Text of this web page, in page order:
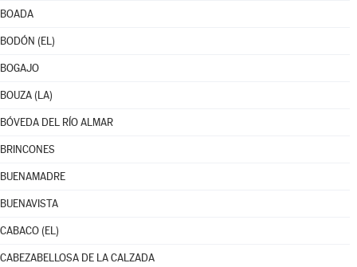
BOADA
BODÓN (EL)
BOGAJO
BOUZA (LA)
BÓVEDA DEL RÍO ALMAR
BRINCONES
BUENAMADRE
BUENAVISTA
CABACO (EL)
CABEZABELLOSA DE LA CALZADA